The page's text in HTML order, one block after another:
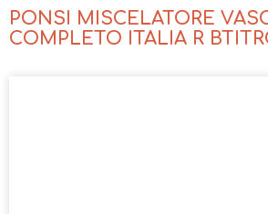
PONSI MISCELATORE
COMPLETO ITALIA R